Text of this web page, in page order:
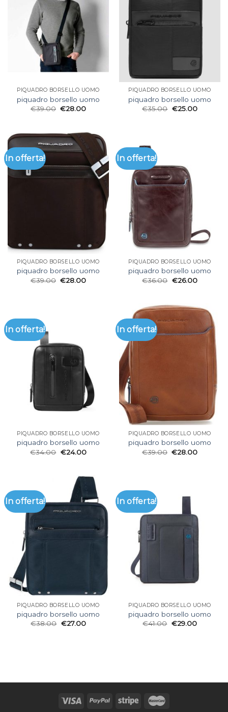
PIQUADRO BORSELLO UOMO
piquadro borsello uomo
€39.00 €28.00
PIQUADRO BORSELLO UOMO
piquadro borsello uomo
€35.00 €25.00
In offerta!
PIQUADRO BORSELLO UOMO
piquadro borsello uomo
€39.00 €28.00
In offerta!
PIQUADRO BORSELLO UOMO
piquadro borsello uomo
€36.00 €26.00
In offerta!
PIQUADRO BORSELLO UOMO
piquadro borsello uomo
€34.00 €24.00
In offerta!
PIQUADRO BORSELLO UOMO
piquadro borsello uomo
€39.00 €28.00
In offerta!
PIQUADRO BORSELLO UOMO
piquadro borsello uomo
€38.00 €27.00
In offerta!
PIQUADRO BORSELLO UOMO
piquadro borsello uomo
€41.00 €29.00